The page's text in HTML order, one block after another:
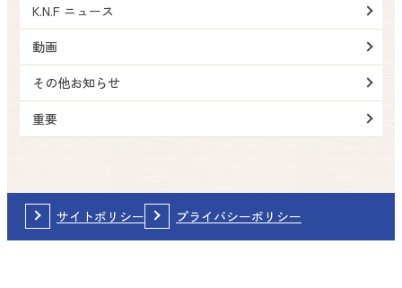
K.N.F ニュース
動画
その他お知らせ
重要
サイトポリシー プライバシーポリシー